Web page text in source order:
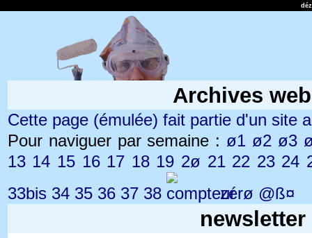
Archives
Cette page (émulée) fait partie d'un site
Pour naviguer par semaine : ø1 ø2 ø3
13 14 15 16 17 18 19 2ø 21 22 23 24
33bis 34 35 36 37 38 zérø @ß¤
newsletter